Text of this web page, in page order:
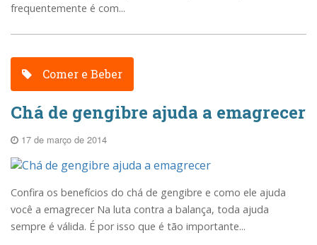
frequentemente é com...
Comer e Beber
Chá de gengibre ajuda a emagrecer
17 de março de 2014
Confira os benefícios do chá de gengibre e como ele ajuda
você a emagrecer Na luta contra a balança, toda ajuda
sempre é válida. É por isso que é tão importante...